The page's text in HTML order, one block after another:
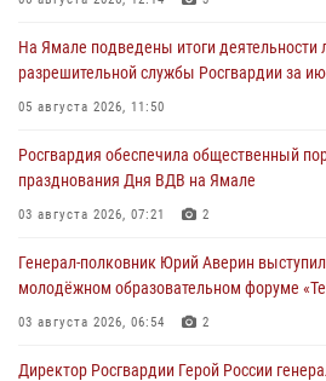
На Ямале подведены итоги деятельности
разрешительной службы Росгвардии за
05 августа 2026, 11:50
Росгвардия обеспечила общественный
празднования Дня ВДВ на Ямале
03 августа 2026, 07:21 2
Генерал-полковник Юрий Аверин
молодёжном образовательном форуме
03 августа 2026, 06:54 2
Директор Росгвардии Герой России